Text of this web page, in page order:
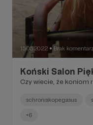
15.05.2022 ● Brak
Koński Salon
Czy wiecie, że koniom
schroniskopegasus
+6